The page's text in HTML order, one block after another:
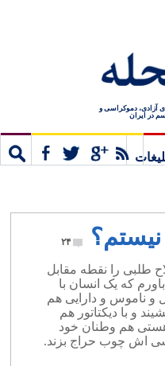
آزادی، دموکراسی و
در ایران
۲۴
طلبی را نقطه مقابل
که یک انسان با
ناموس و دارایی هم
و با دیکتاتور هم
هم وطنان خود
اش چوب حراج بزند.